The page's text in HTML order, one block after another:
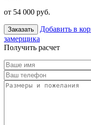
от 54 000 руб.
Заказать Добавить в
замерщика
Получить расчет